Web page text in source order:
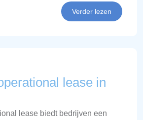
Verder lezen
lease in
lease biedt bedrijven een